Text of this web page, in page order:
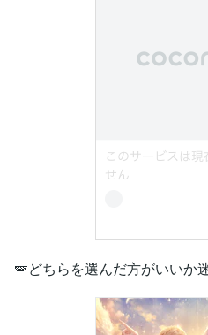
🪽どちらを選んだ方がいいか